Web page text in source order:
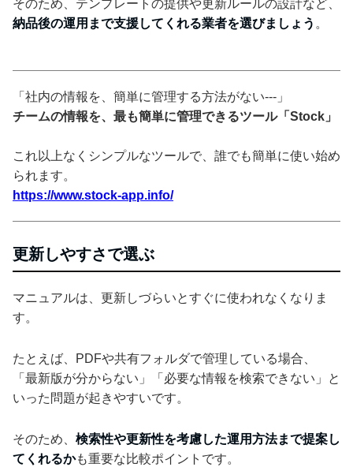
そのため、テンプレートの提供や更新ルールの設計など、
納品後の運用まで支援してくれる業者を選びましょう 。
「社内の情報を、簡単に管理する方法がない---」
チームの情報を、最も簡単に管理できるツール「Stock」
これ以上なくシンプルなツールで、誰でも簡単に使い始め
られます。
https://www.stock-app.info/
更新しやすさで選ぶ
マニュアルは、更新しづらいとすぐに使われなくなりま
す。
たとえば、PDFや共有フォルダで管理している場合、
「最新版が分からない」「必要な情報を検索できない」と
いった問題が起きやすいです。
そのため、 検索性や更新性を考慮した運用方法まで提案し
てくれるかも重要な比較ポイントです。